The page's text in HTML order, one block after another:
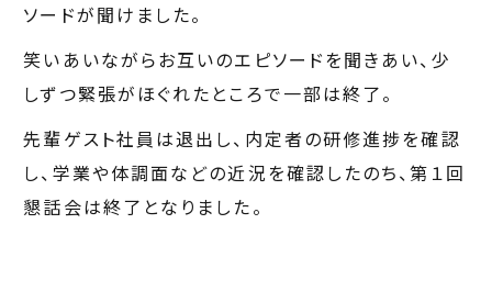
ソードが聞けました。
笑いあいながらお互いのエピソードを聞きあい、少
しずつ緊張がほぐれたところで一部は終了。
先輩ゲスト社員は退出し、内定者の研修進捗を確認
し、学業や体調面などの近況を確認したのち、第１回
懇話会は終了となりました。